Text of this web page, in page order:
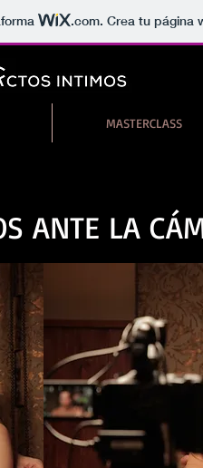
.com. Crea tu página
MASTERCLASS
ANTE LA